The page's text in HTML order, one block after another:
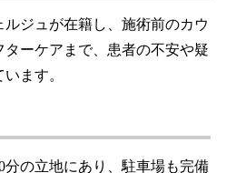
ジュが在籍し、施術前のカウ
ターケアまで、患者の不安や疑
ます。
分の立地にあり、駐車場も完備